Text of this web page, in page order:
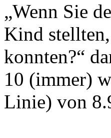
„Wenn Sie
Kind
konnten?“
10 (immer)
Linie) von